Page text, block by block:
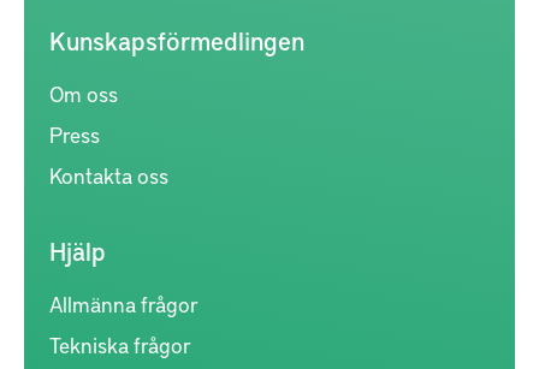
Kunskapsförmedlingen
Om oss
Press
Kontakta oss
Hjälp
Allmänna frågor
Tekniska frågor